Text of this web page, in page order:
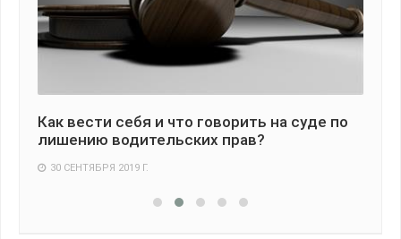
Как вести себя и что говорить на суде по
лишению водительских прав?
30 СЕНТЯБРЯ 2019 Г.